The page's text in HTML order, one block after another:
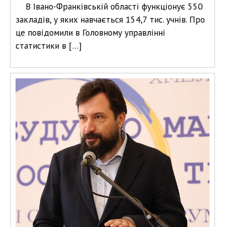
В Івано-Франківській області функціонує 550
закладів, у яких навчається 154,7 тис. учнів. Про
це повідомили в Головному управлінні
статистики в […]